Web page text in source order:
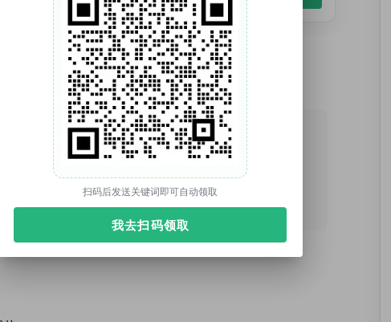
扫码后发送关键词即可自动领取
我去扫码领取